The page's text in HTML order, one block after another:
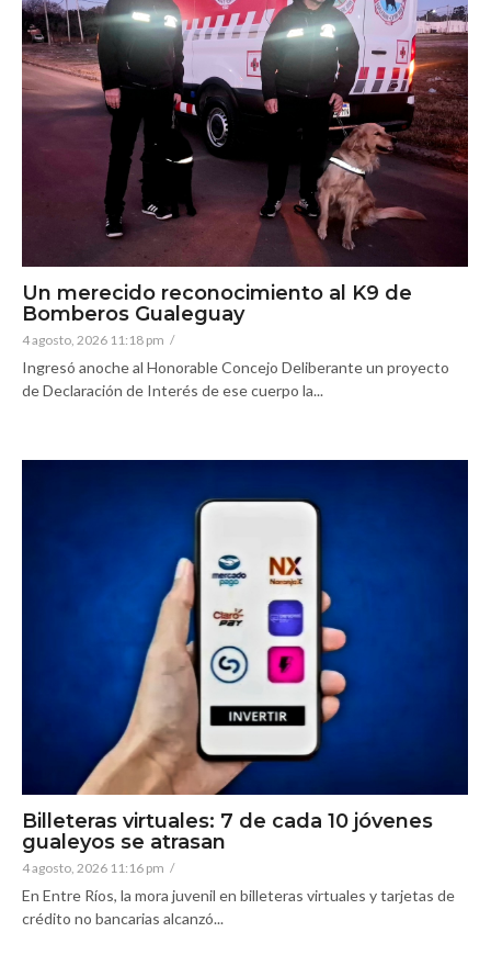
Un merecido reconocimiento al K9 de
Bomberos Gualeguay
4 agosto, 2026 11:18 pm /
Ingresó anoche al Honorable Concejo Deliberante un proyecto
de Declaración de Interés de ese cuerpo la...
Billeteras virtuales: 7 de cada 10 jóvenes
gualeyos se atrasan
4 agosto, 2026 11:16 pm /
En Entre Ríos, la mora juvenil en billeteras virtuales y tarjetas de
crédito no bancarias alcanzó...